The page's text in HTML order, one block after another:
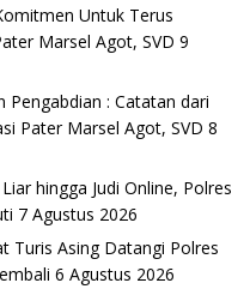
Untuk Terus
Marsel Agot, SVD 9
: Catatan dari
Pater Marsel Agot, SVD 8
hingga Judi Online, Polres
7 Agustus 2026
Turis Asing Datangi Polres
6 Agustus 2026